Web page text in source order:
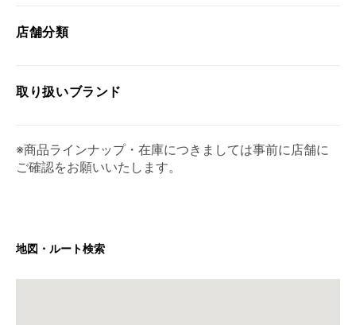
店舗分類
取り扱いブランド
※商品ラインナップ・在庫につきましては事前に店舗に
ご確認をお願いいたします。
地図・ルート検索